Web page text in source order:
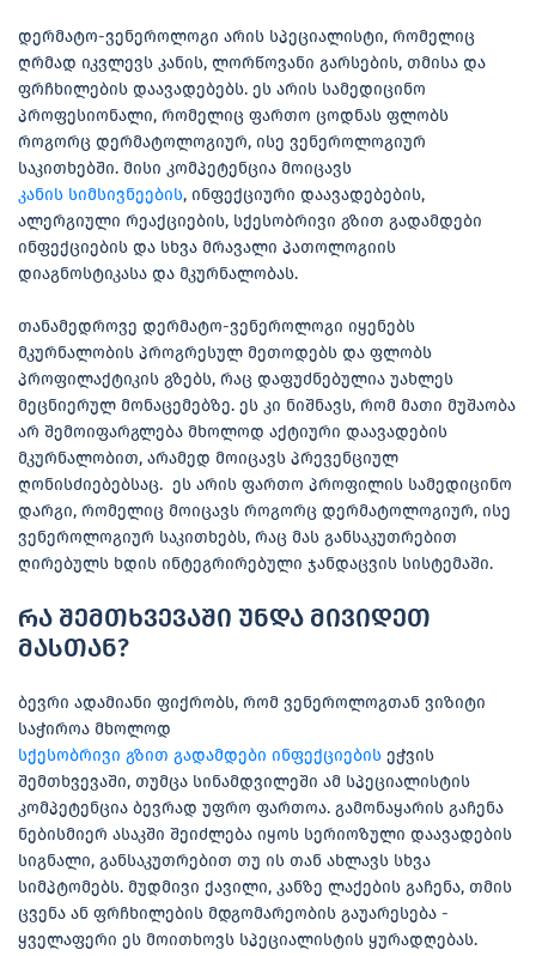
დერმატო-ვენეროლოგი არის სპეციალისტი, რომელიც
ღრმად იკვლევს კანის, ლორწოვანი გარსების, თმისა და
ფრჩხილების დაავადებებს. ეს არის სამედიცინო
პროფესიონალი, რომელიც ფართო ცოდნას ფლობს
როგორც დერმატოლოგიურ, ისე ვენეროლოგიურ
საკითხებში. მისი კომპეტენცია მოიცავს
კანის სიმსივნეების, ინფექციური დაავადებების,
ალერგიული რეაქციების, სქესობრივი გზით გადამდები
ინფექციების და სხვა მრავალი პათოლოგიის
დიაგნოსტიკასა და მკურნალობას.
თანამედროვე დერმატო-ვენეროლოგი იყენებს
მკურნალობის პროგრესულ მეთოდებს და ფლობს
პროფილაქტიკის გზებს, რაც დაფუძნებულია უახლეს
მეცნიერულ მონაცემებზე. ეს კი ნიშნავს, რომ მათი მუშაობა
არ შემოიფარგლება მხოლოდ აქტიური დაავადების
მკურნალობით, არამედ მოიცავს პრევენციულ
ღონისძიებებსაც. ეს არის ფართო პროფილის სამედიცინო
დარგი, რომელიც მოიცავს როგორც დერმატოლოგიურ, ისე
ვენეროლოგიურ საკითხებს, რაც მას განსაკუთრებით
ღირებულს ხდის ინტეგრირებული ჯანდაცვის სისტემაში.
რა შემთხვევაში უნდა მივიდეთ
მასთან?
ბევრი ადამიანი ფიქრობს, რომ ვენეროლოგთან ვიზიტი
საჭიროა მხოლოდ
სქესობრივი გზით გადამდები ინფექციების ეჭვის
შემთხვევაში, თუმცა სინამდვილეში ამ სპეციალისტის
კომპეტენცია ბევრად უფრო ფართოა. გამონაყარის გაჩენა
ნებისმიერ ასაკში შეიძლება იყოს სერიოზული დაავადების
სიგნალი, განსაკუთრებით თუ ის თან ახლავს სხვა
სიმპტომებს. მუდმივი ქავილი, კანზე ლაქების გაჩენა, თმის
ცვენა ან ფრჩხილების მდგომარეობის გაუარესება -
ყველაფერი ეს მოითხოვს სპეციალისტის ყურადღებას.